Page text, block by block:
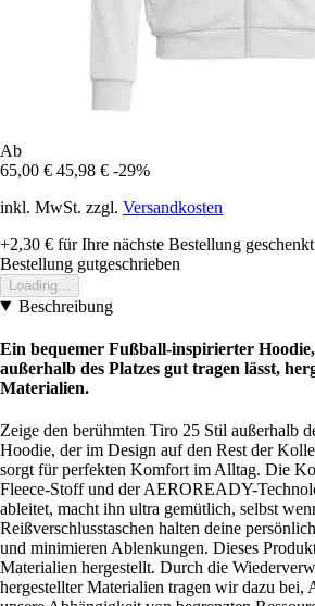
Ab
65,00 € 45,98 € -29%
inkl. MwSt. zzgl. Versandkosten
+2,30 € für Ihre nächste Bestellung geschenkt
Bestellung gutgeschrieben
Loading...
Beschreibung
Ein bequemer Fußball-inspirierter
außerhalb des Platzes gut tragen lässt,
Materialien.
Zeige den berühmten Tiro 25 Stil außerhalb
Hoodie, der im Design auf den Rest der
sorgt für perfekten Komfort im Alltag. Die
Fleece-Stoff und der AEROREADY-
ableitet, macht ihn ultra gemütlich, selbst
Reißverschlusstaschen halten deine
und minimieren Ablenkungen. Dieses
Materialien hergestellt. Durch die
hergestellter Materialien tragen wir dazu bei,